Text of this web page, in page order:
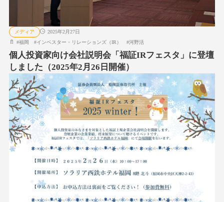
メディア
2025年2月27日
#福岡 #インベスター・リレーションズ（IR） #河野活
個人投資家向け会社説明会「福証IRフェスタ」に登壇
しました（2025年2月26日開催）